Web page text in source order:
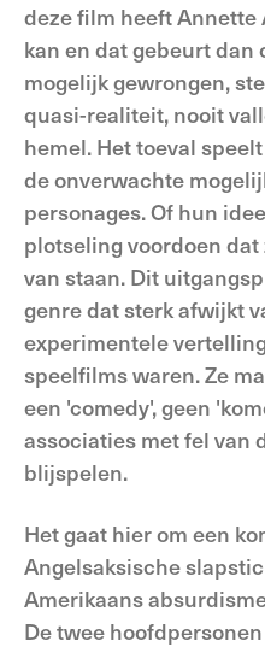
deze film heeft
kan en dat gebeurt dan
mogelijk gewrongen,
quasi-realiteit, nooit
hemel. Het toeval
de onverwachte
personages. Of hun
plotseling voordoen
van staan. Dit
genre dat sterk afwijkt
experimentele
speelfilms waren. Ze
een 'comedy', geen
associaties met fel van
blijspelen.
Het gaat hier om een
Angelsaksische
Amerikaans
De twee